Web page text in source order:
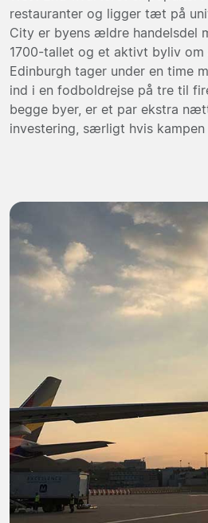
restauranter og ligger tæt på
City er byens ældre handelsdel
1700-tallet og et aktivt byliv om
Edinburgh tager under en time
ind i en fodboldrejse på tre til
begge byer, er et par ekstra
investering, særligt hvis